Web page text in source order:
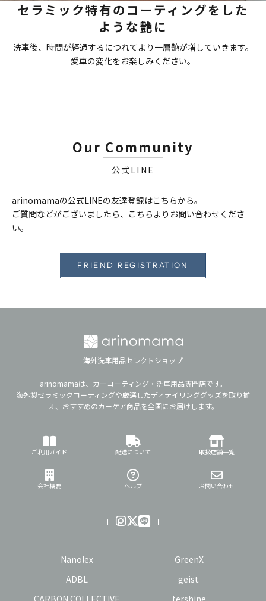
セラミック特有のコーティングをした
ような艶に
洗車後、時間が経過するにつれてより一層艶が増していきます。
愛車の変化をお楽しみください。
Our Community
公式LINE
arinomamaの公式LINEの友達登録はこちらから。
ご質問などがございましたら、こちらよりお問い合わせくださ
い。
FRIEND REGISTRATION
海外洗車用品セレクトショップ
arinomamaは、カーコーティング・洗車用品専門店です。
海外製セラミックコーティングや厳選したディテイリンググッズを取り揃
え、おすすめのカーケア商品を全国にお届けします。
ご利用ガイド 配送について 取扱店舗一覧
会社概要 ヘルプ お問い合わせ
Nanolex
GreenX
ADBL
geist.